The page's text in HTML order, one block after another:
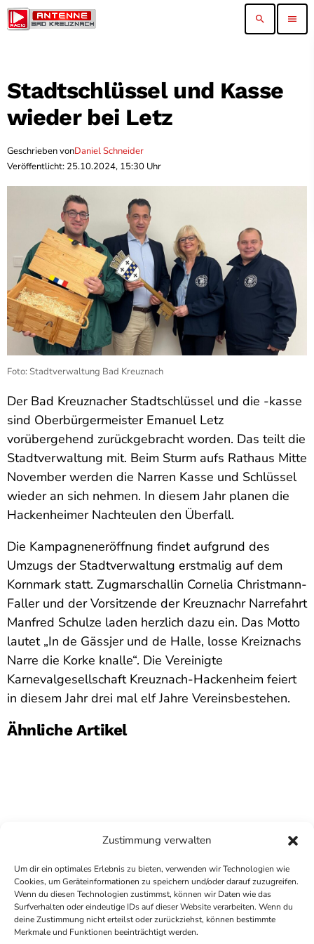
Zustimmung verwalten
Um dir ein optimales Erlebnis zu bieten, verwenden wir Technologien wie
Cookies, um Geräteinformationen zu speichern und/oder darauf zuzugreifen.
Wenn du diesen Technologien zustimmst, können wir Daten wie das
Surfverhalten oder eindeutige IDs auf dieser Website verarbeiten. Wenn du
deine Zustimmung nicht erteilst oder zurückziehst, können bestimmte
Merkmale und Funktionen beeinträchtigt werden.
search menu
Stadtschlüssel und Kasse
wieder bei Letz
Geschrieben vonDaniel Schneider
Veröffentlicht: 25.10.2024, 15:30 Uhr
Foto: Stadtverwaltung Bad Kreuznach
Der Bad Kreuznacher Stadtschlüssel und die -kasse
sind Oberbürgermeister Emanuel Letz
vorübergehend zurückgebracht worden. Das teilt die
Stadtverwaltung mit. Beim Sturm aufs Rathaus Mitte
November werden die Narren Kasse und Schlüssel
wieder an sich nehmen. In diesem Jahr planen die
Hackenheimer Nachteulen den Überfall.
Die Kampagneneröffnung findet aufgrund des
Umzugs der Stadtverwaltung erstmalig auf dem
Kornmark statt. Zugmarschallin Cornelia Christmann-
Faller und der Vorsitzende der Kreuznachr Narrefahrt
Manfred Schulze laden herzlich dazu ein. Das Motto
lautet „In de Gässjer und de Halle, losse Kreiznachs
Narre die Korke knalle“. Die Vereinigte
Karnevalgesellschaft Kreuznach-Hackenheim feiert
in diesem Jahr drei mal elf Jahre Vereinsbestehen.
Ähnliche Artikel
COPYRIGHTANTENNE BAD KREUZNACH